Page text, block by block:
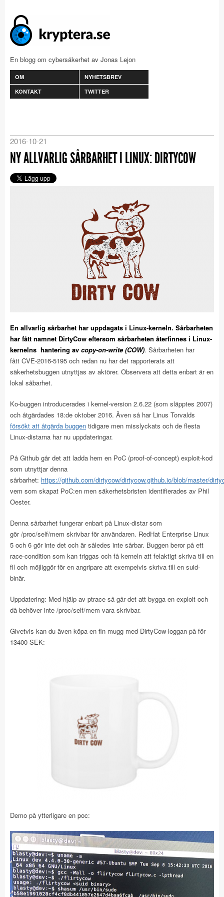
En blogg om cybersäkerhet av Jonas Lejon
OM
NYHETSBREV
KONTAKT
TWITTER
2016-10-21
NY ALLVARLIG SÅRBARHET I LINUX: DIRTYCOW
En allvarlig sårbarhet har uppdagats i Linux-kerneln. Sårbarheten
har fått namnet DirtyCow eftersom sårbarheten återfinnes i Linux-
kernelns hantering av copy-on-write (COW). Sårbarheten har
fått CVE-2016-5195 och redan nu har det rapporterats att
säkerhetsbuggen utnyttjas av aktörer. Observera att detta enbart är en
lokal såbarhet.
Ko-buggen introducerades i kernel-version 2.6.22 (som släpptes 2007)
och åtgärdades 18:de oktober 2016. Även så har Linus Torvalds
försökt att åtgärda buggen tidigare men misslyckats och de flesta
Linux-distarna har nu uppdateringar.
På Github går det att ladda hem en PoC (proof-of-concept) exploit-kod
som utnyttjar denna
sårbarhet: https://github.com/dirtycow/dirtycow.github.io/blob/master/
vem som skapat PoC:en men säkerhetsbristen identifierades av Phil
Oester.
Denna sårbarhet fungerar enbart på Linux-distar som
gör /proc/self/mem skrivbar för användaren. RedHat Enterprise Linux
5 och 6 gör inte det och är således inte sårbar. Buggen beror på ett
race-condition som kan triggas och få kerneln att felaktigt skriva till en
fil och möjliggör för en angripare att exempelvis skriva till en suid-
binär.
Uppdatering: Med hjälp av ptrace så går det att bygga en exploit och
då behöver inte /proc/self/mem vara skrivbar.
Givetvis kan du även köpa en fin mugg med DirtyCow-loggan på för
13400 SEK:
Demo på ytterligare en poc: